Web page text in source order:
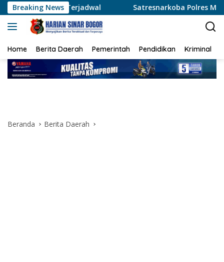
Langsung
ke
konten
Breaking NewsSatresnarkoba Polres Metro Tangerang Kota
Home Berita Daerah Pemerintah Pendidikan Kriminal
Beranda Berita Daerah